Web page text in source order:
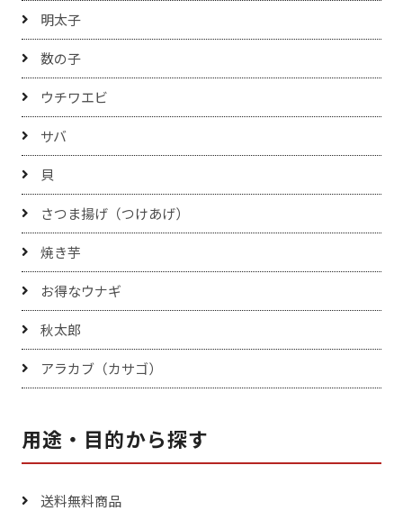
明太子
数の子
ウチワエビ
サバ
貝
さつま揚げ（つけあげ）
焼き芋
お得なウナギ
秋太郎
アラカブ（カサゴ）
用途・目的から探す
送料無料商品